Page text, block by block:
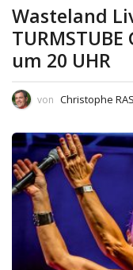
Wasteland
TURMSTUBE
um 20 UHR
von Christophe